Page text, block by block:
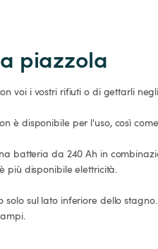
piazzola
voi i vostri rifiuti o di gettarli
più disponibile elettricità.